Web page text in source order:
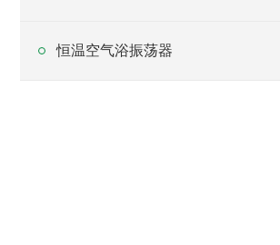
恒温空气浴振荡器